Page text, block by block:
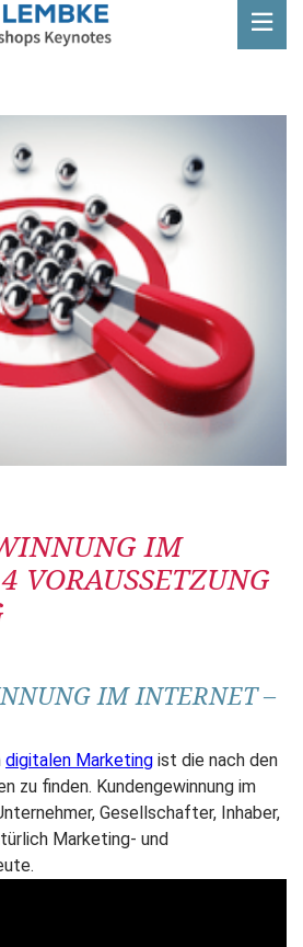
IM
VORAUSSETZUNG
IM INTERNET –
digitalen Marketing ist die nach den
zu finden. Kundengewinnung im
Gesellschafter, Inhaber,
Marketing- und